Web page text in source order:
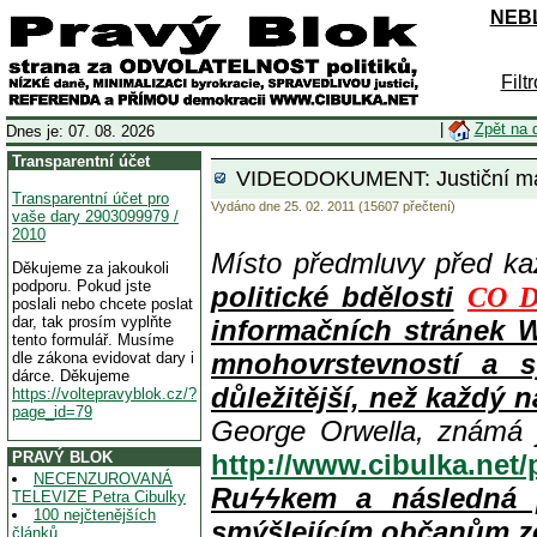
Dnes je: 07. 08. 2026
Zpět na
Transparentní účet
Transparentní účet pro
vaše dary 2903099979 /
2010
Děkujeme za jakoukoli
podporu. Pokud jste
poslali nebo chcete poslat
dar, tak prosím vyplňte
tento formulář. Musíme
dle zákona evidovat dary i
dárce. Děkujeme
https://voltepravyblok.cz/?
page_id=79
PRAVÝ BLOK
NECENZUROVANÁ
TELEVIZE Petra Cibulky
100 nejčtenějších
článků
VIDEODOKUMENT: Justiční
Vydáno dne 25. 02. 2011 (15607 přečtení)
Místo předmluvy před
politické bdělosti CO
informačních stránek
mnohovrstevností a
důležitější, než každý
George Orwella,
http://www.cibulka.net/
Ruϟϟkem a